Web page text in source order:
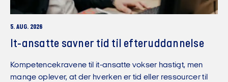
5. AUG. 2026
It-ansatte savner tid til efteruddannelse
Kompetencekravene til it-ansatte vokser hastigt, men
mange oplever, at der hverken er tid eller ressourcer til